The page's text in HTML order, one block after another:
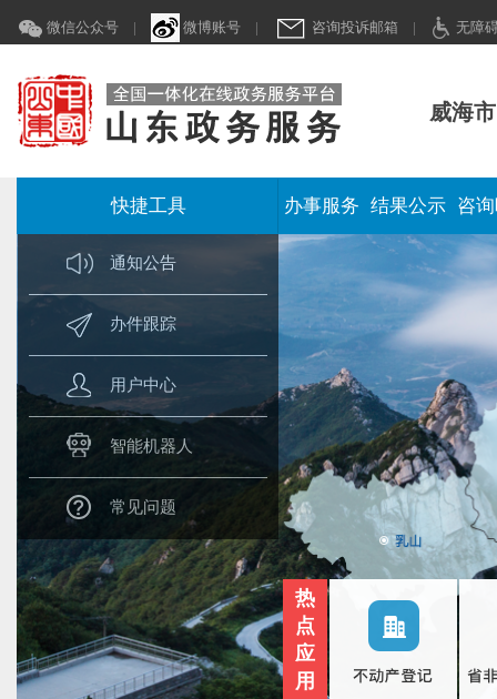
微信公众号 | 微博账号 | 咨询投诉邮箱 | 无障
威海
快捷工具
通知公告
办件跟踪
用户中心
智能机器人
常见问题
办事服务 结果公示 咨
热
点
应
用